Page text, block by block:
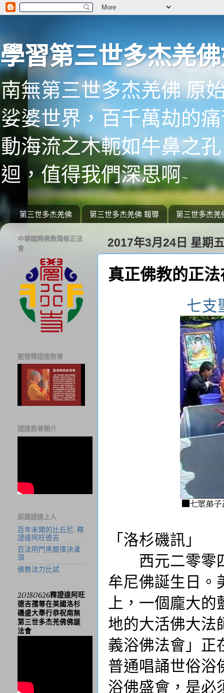
學習第三世多杰羌
南無第三世多杰羌佛 原
娑婆世界，百千萬劫的
動海流之木軛如牛鼻之
迴，值得我們深思啊~
第三世多杰羌佛 第三世多杰羌佛 報導 第三世多杰羌
2017年3月24日 星期
真正佛教的正
七支
「洛杉磯訊」
西元二零零四
牟尼佛誕生日。
上，一個龐大的
地的大活佛大法
義浴佛法會」正
普通唱誦世俗浴
浴佛盛會，是必
中華國際佛教聞修正法
會
聖德釋證達教尊
證達教尊簡介
認識證達上人
百年未聞的比丘尼-釋
證達阿旺德吉
百法明門黑關擇決灌
頂
佛教法力比試
20180626釋證達阿旺
德吉孺尊在美國洛杉
磯盛大舉行恭祝南無
第三世多杰羌佛佛誕
法會